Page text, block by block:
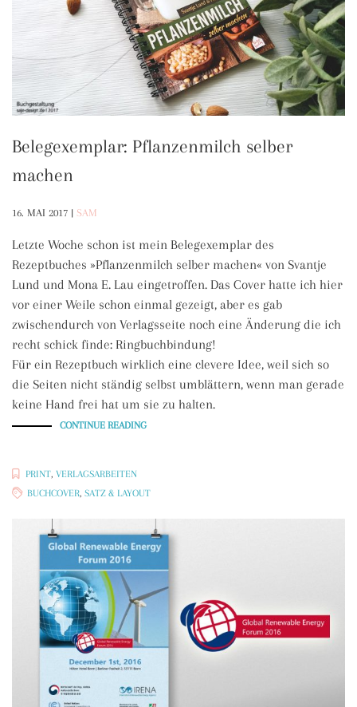
Belegexemplar: Pflanzenmilch selber
machen
16. MAI 2017 | SAM
Letzte Woche schon ist mein Belegexemplar des
Rezeptbuches »Pflanzenmilch selber machen« von Svantje
Lund und Mona E. Lau eingetroffen. Das Cover hatte ich hier
vor einer Weile schon einmal gezeigt, aber es gab
zwischendurch von Verlagsseite noch eine Änderung die ich
recht schick finde: Ringbuchbindung!
Für ein Rezeptbuch wirklich eine clevere Idee, weil sich so
die Seiten nicht ständig selbst umblättern, wenn man gerade
keine Hand frei hat um sie zu halten.
CONTINUE READING„BELEGEXEMPLAR:
PRINT, VERLAGSARBEITEN
BUCHCOVER, SATZ & LAYOUT